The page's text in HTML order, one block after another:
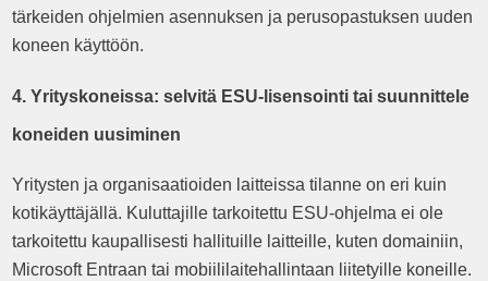
tärkeiden ohjelmien asennuksen ja perusopastuksen uuden
koneen käyttöön.
4. Yrityskoneissa: selvitä ESU-lisensointi tai suunnittele
koneiden uusiminen
Yritysten ja organisaatioiden laitteissa tilanne on eri kuin
kotikäyttäjällä. Kuluttajille tarkoitettu ESU-ohjelma ei ole
tarkoitettu kaupallisesti hallituille laitteille, kuten domainiin,
Microsoft Entraan tai mobiililaitehallintaan liitetyille koneille.